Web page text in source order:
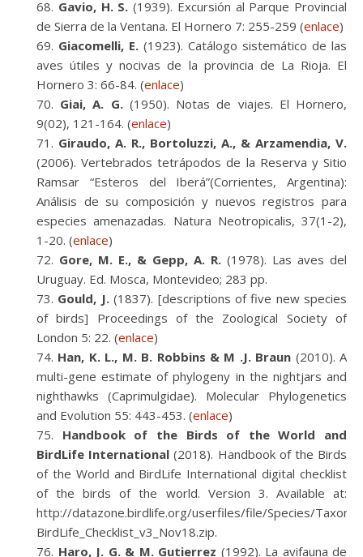
Gavio, H. S. (1939). Excursión al Parque Provincial
de Sierra de la Ventana. El Hornero 7: 255-259 (enlace)
Giacomelli, E. (1923). Catálogo sistemático de las
aves útiles y nocivas de la provincia de La Rioja. El
Hornero 3: 66-84. (enlace)
Giai, A. G.(1950). Notas de viajes. El Hornero,
9(02), 121-164. (enlace)
Giraudo, A. R., Bortoluzzi, A., & Arzamendia, V.
(2006). Vertebrados tetrápodos de la Reserva y Sitio
Ramsar “Esteros del Iberá”(Corrientes, Argentina):
Análisis de su composición y nuevos registros para
especies amenazadas. Natura Neotropicalis, 37(1-2),
1-20. (enlace)
Gore, M. E., & Gepp, A. R. (1978). Las aves del
Uruguay. Ed. Mosca, Montevideo; 283 pp.
Gould, J.(1837). [descriptions of five new species
of birds] Proceedings of the Zoological Society of
London 5: 22. (enlace)
Han, K. L., M. B. Robbins & M .J. Braun (2010). A
multi-gene estimate of phylogeny in the nightjars and
nighthawks (Caprimulgidae). Molecular Phylogenetics
and Evolution 55: 443-453. (enlace)
Handbook of the Birds of the World and
BirdLife International (2018). Handbook of the Birds
of the World and BirdLife International digital checklist
of the birds of the world. Version 3. Available at:
http://datazone.birdlife.org/userfiles/file/Species/
BirdLife_Checklist_v3_Nov18.zip.
Haro, J. G. & M. Gutierrez (1992). La avifauna de